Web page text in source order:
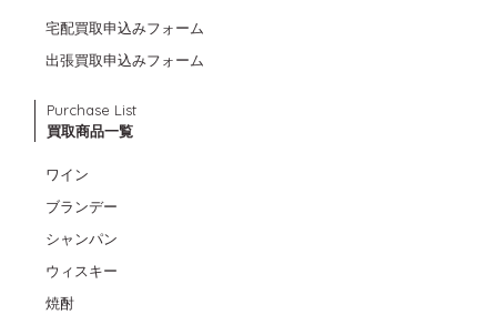
宅配買取申込みフォーム
出張買取申込みフォーム
Purchase List
買取商品一覧
ワイン
ブランデー
シャンパン
ウィスキー
焼酎